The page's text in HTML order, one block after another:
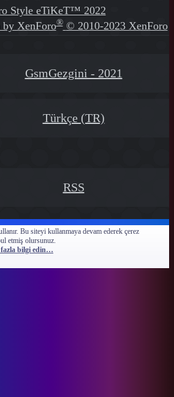
Style eTiKeT™ 2022
XenForo® © 2010-2023 XenForo
GsmGezgini - 2021
Türkçe (TR)
RSS
Bu siteyi kullanmaya devam ederek çerez
etmiş olursunuz.
bilgi edin…